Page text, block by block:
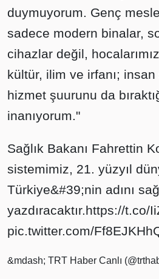
duymuyorum. Genç
sadece modern binalar,
cihazlar değil,
kültür, ilim ve irfanı;
hizmet şuurunu da
inanıyorum."
Sağlık Bakanı Fahrettin
sistemimiz, 21. yüzyıl
Türkiye&#39;nin adını
yazdıracaktır.https://t.co/
pic.twitter.com/
&mdash; TRT Haber Canlı